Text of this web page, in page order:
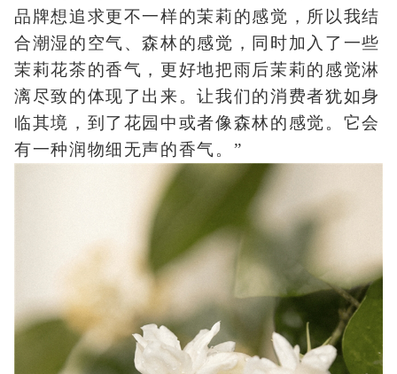
品牌想追求更不一样的茉莉的感觉，所以我结
合潮湿的空气、森林的感觉，同时加入了一些
茉莉花茶的香气，更好地把雨后茉莉的感觉淋
漓尽致的体现了出来。让我们的消费者犹如身
临其境，到了花园中或者像森林的感觉。它会
有一种润物细无声的香气。”